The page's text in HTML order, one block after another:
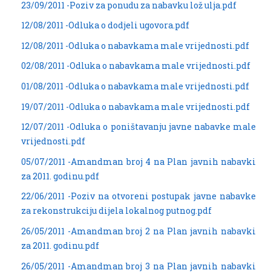
23/09/2011 -Poziv za ponudu za nabavku lož ulja.pdf
12/08/2011 -Odluka o dodjeli ugovora.pdf
12/08/2011 -Odluka o nabavkama male vrijednosti.pdf
02/08/2011 -Odluka o nabavkama male vrijednosti.pdf
01/08/2011 -Odluka o nabavkama male vrijednosti.pdf
19/07/2011 -Odluka o nabavkama male vrijednosti.pdf
12/07/2011 -Odluka o poništavanju javne nabavke male
vrijednosti.pdf
05/07/2011 -Amandman broj 4 na Plan javnih nabavki
za 2011. godinu.pdf
22/06/2011 -Poziv na otvoreni postupak javne nabavke
za rekonstrukciju dijela lokalnog putnog.pdf
26/05/2011 -Amandman broj 2 na Plan javnih nabavki
za 2011. godinu.pdf
26/05/2011 -Amandman broj 3 na Plan javnih nabavki